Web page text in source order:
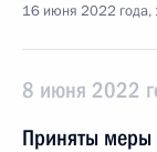
16 июня 2022 года,
8 июня 2022
Приняты меры